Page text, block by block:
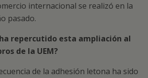
internacional se realizó en la
pasado.
repercutido esta ampliación al
de la UEM?
de la adhesión letona ha sido